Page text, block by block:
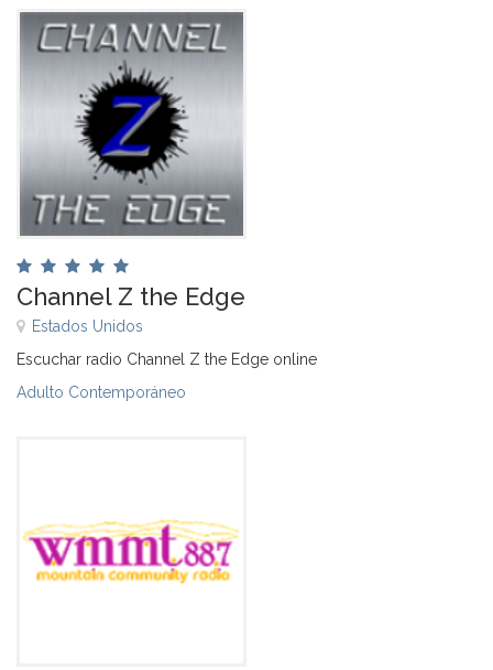
Channel Z the Edge
Estados Unidos
Escuchar radio Channel Z the Edge online
Adulto Contemporáneo